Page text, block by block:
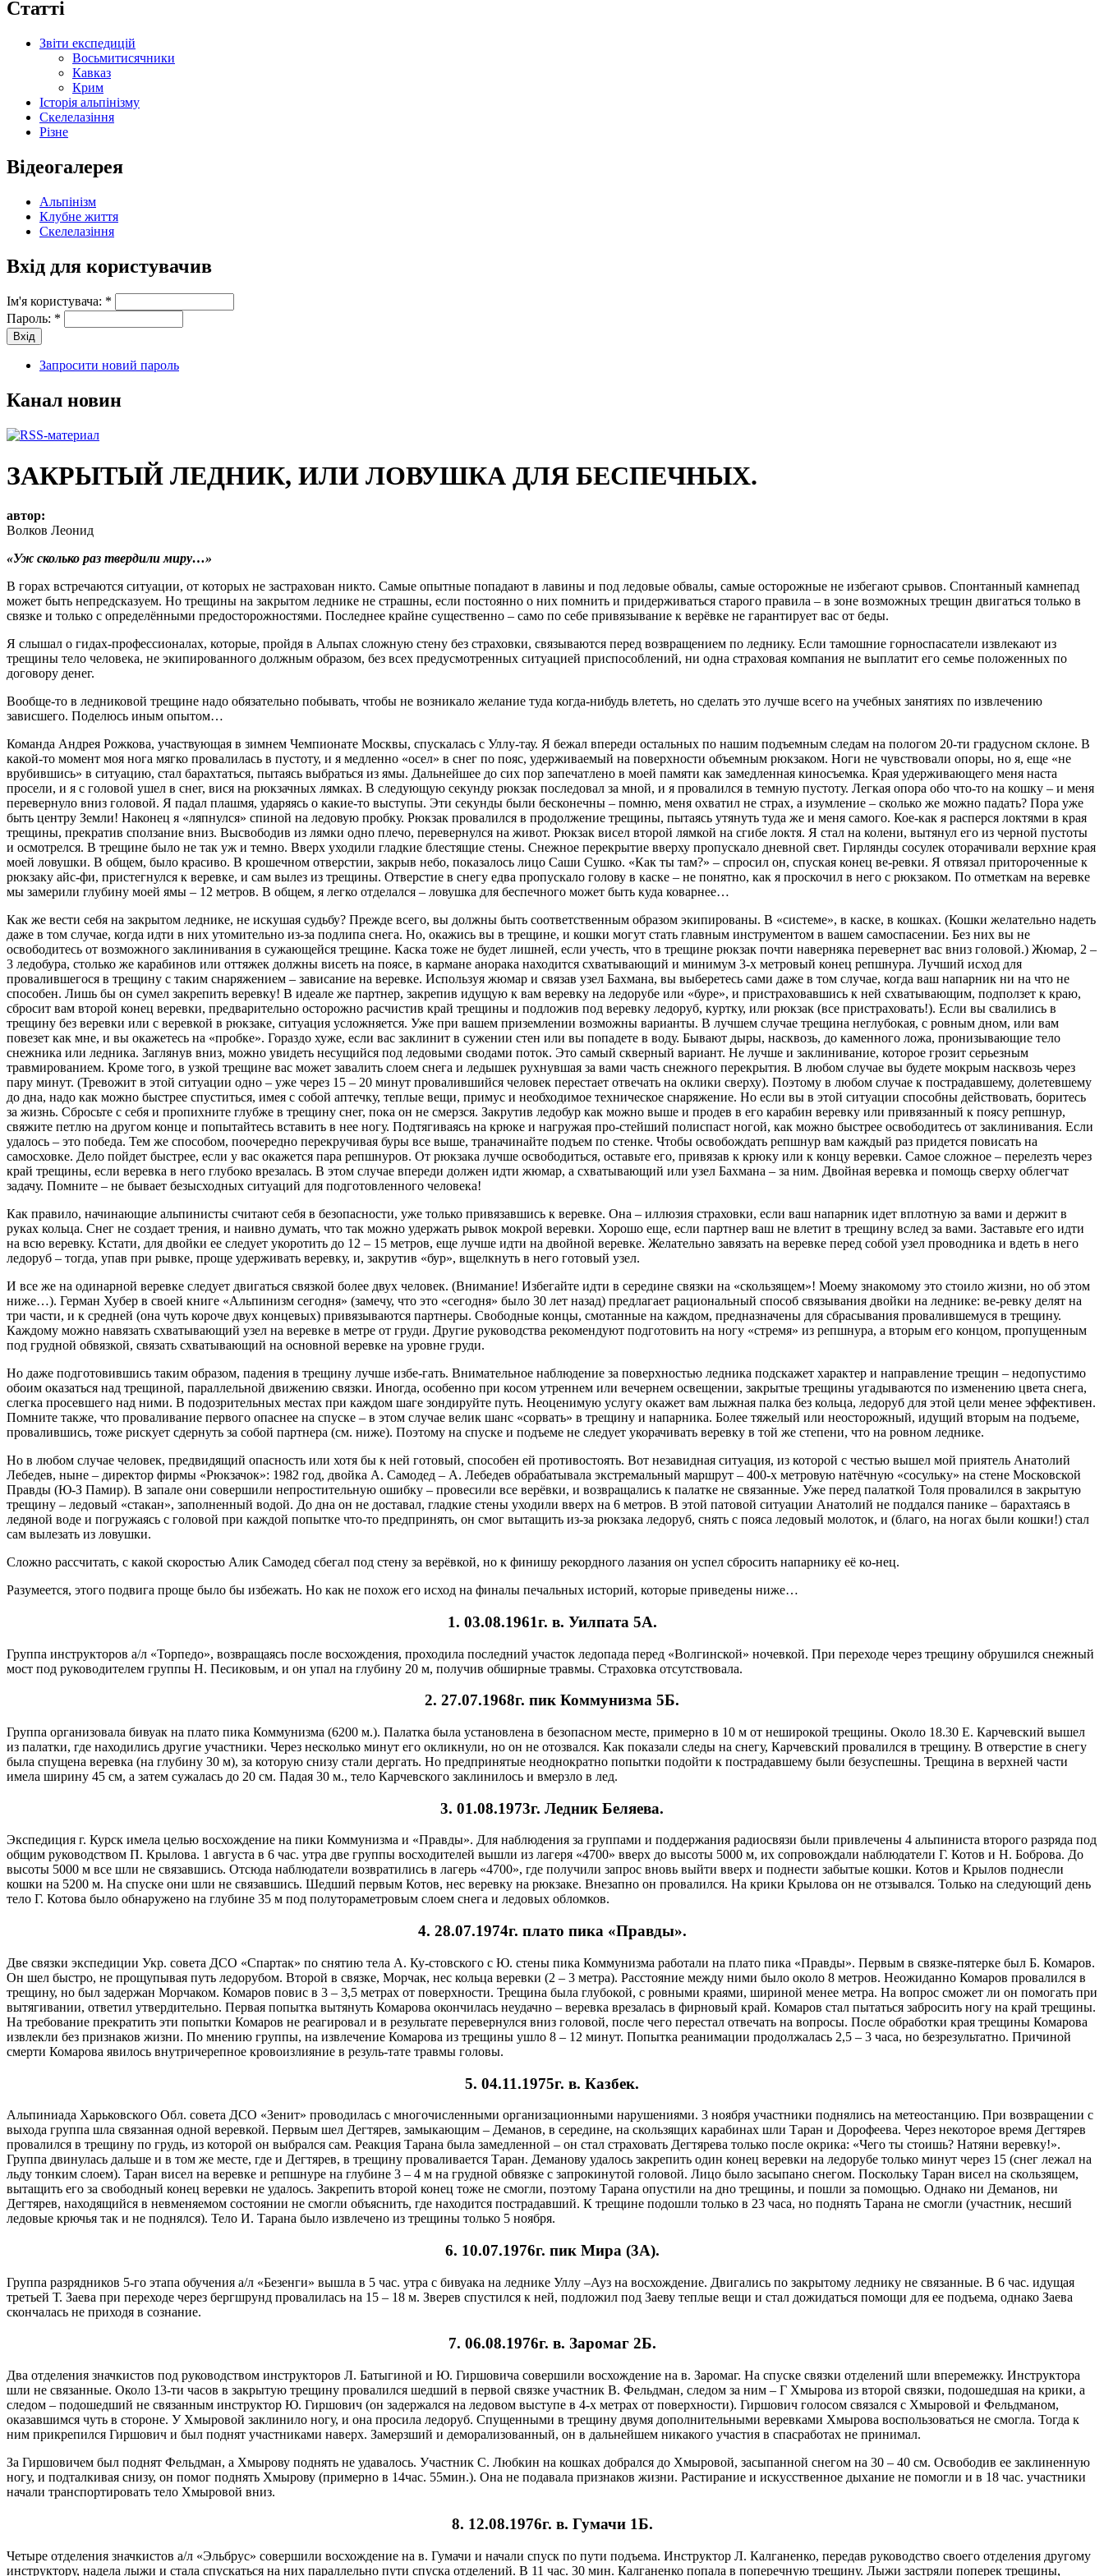
Статті
Звіти експедицій
Восьмитисячники
Кавказ
Крим
Історія альпінізму
Скелелазіння
Різне
Відеогалерея
Альпінізм
Клубне життя
Скелелазіння
Вхід для користувачив
Ім'я користувача: *
Пароль: *
Запросити новий пароль
Канал новин
ЗАКРЫТЫЙ ЛЕДНИК, ИЛИ ЛОВУШКА ДЛЯ БЕСПЕЧНЫХ.
автор:
Волков Леонид
«Уж сколько раз твердили миру…»
В горах встречаются ситуации, от которых не застрахован никто. Самые опытные попадают в лавины и под ледовые обвалы, самые осторожные не избегают срывов. Спонтанный камнепад
может быть непредсказуем. Но трещины на закрытом леднике не страшны, если постоянно о них помнить и придерживаться старого правила – в зоне возможных трещин двигаться только в
связке и только с определёнными предосторожностями. Последнее крайне существенно – само по себе привязывание к верёвке не гарантирует вас от беды.
Я слышал о гидах-профессионалах, которые, пройдя в Альпах сложную стену без страховки, связываются перед возвращением по леднику. Если тамошние горноспасатели извлекают из
трещины тело человека, не экипированного должным образом, без всех предусмотренных ситуацией приспособлений, ни одна страховая компания не выплатит его семье положенных по
договору денег.
Вообще-то в ледниковой трещине надо обязательно побывать, чтобы не возникало желание туда когда-нибудь влететь, но сделать это лучше всего на учебных занятиях по извлечению
зависшего. Поделюсь иным опытом…
Команда Андрея Рожкова, участвующая в зимнем Чемпионате Москвы, спускалась с Уллу-тау. Я бежал впереди остальных по нашим подъемным следам на пологом 20-ти градусном склоне. В
какой-то момент моя нога мягко провалилась в пустоту, и я медленно «осел» в снег по пояс, удерживаемый на поверхности объемным рюкзаком. Ноги не чувствовали опоры, но я, еще «не
врубившись» в ситуацию, стал барахтаться, пытаясь выбраться из ямы. Дальнейшее до сих пор запечатлено в моей памяти как замедленная киносъемка. Края удерживающего меня наста
просели, и я с головой ушел в снег, вися на рюкзачных лямках. В следующую секунду рюкзак последовал за мной, и я провалился в темную пустоту. Легкая опора обо что-то на кошку – и меня
перевернуло вниз головой. Я падал плашмя, ударяясь о какие-то выступы. Эти секунды были бесконечны – помню, меня охватил не страх, а изумление – сколько же можно падать? Пора уже
быть центру Земли! Наконец я «ляпнулся» спиной на ледовую пробку. Рюкзак провалился в продолжение трещины, пытаясь утянуть туда же и меня самого. Кое-как я расперся локтями в края
трещины, прекратив сползание вниз. Высвободив из лямки одно плечо, перевернулся на живот. Рюкзак висел второй лямкой на сгибе локтя. Я стал на колени, вытянул его из черной пустоты
и осмотрелся. В трещине было не так уж и темно. Вверх уходили гладкие блестящие стены. Снежное перекрытие вверху пропускало дневной свет. Гирлянды сосулек оторачивали верхние края
моей ловушки. В общем, было красиво. В крошечном отверстии, закрыв небо, показалось лицо Саши Сушко. «Как ты там?» – спросил он, спуская конец ве-ревки. Я отвязал притороченные к
рюкзаку айс-фи, пристегнулся к веревке, и сам вылез из трещины. Отверстие в снегу едва пропускало голову в каске – не понятно, как я проскочил в него с рюкзаком. По отметкам на веревке
мы замерили глубину моей ямы – 12 метров. В общем, я легко отделался – ловушка для беспечного может быть куда коварнее…
Как же вести себя на закрытом леднике, не искушая судьбу? Прежде всего, вы должны быть соответственным образом экипированы. В «системе», в каске, в кошках. (Кошки желательно надеть
даже в том случае, когда идти в них утомительно из-за подлипа снега. Но, окажись вы в трещине, и кошки могут стать главным инструментом в вашем самоспасении. Без них вы не
освободитесь от возможного заклинивания в сужающейся трещине. Каска тоже не будет лишней, если учесть, что в трещине рюкзак почти наверняка перевернет вас вниз головой.) Жюмар, 2 –
3 ледобура, столько же карабинов или оттяжек должны висеть на поясе, в кармане анорака находится схватывающий и минимум 3-х метровый конец репшнура. Лучший исход для
провалившегося в трещину с таким снаряжением – зависание на веревке. Используя жюмар и связав узел Бахмана, вы выберетесь сами даже в том случае, когда ваш напарник ни на что не
способен. Лишь бы он сумел закрепить веревку! В идеале же партнер, закрепив идущую к вам веревку на ледорубе или «буре», и пристраховавшись к ней схватывающим, подползет к краю,
сбросит вам второй конец веревки, предварительно осторожно расчистив край трещины и подложив под веревку ледоруб, куртку, или рюкзак (все пристраховать!). Если вы свалились в
трещину без веревки или с веревкой в рюкзаке, ситуация усложняется. Уже при вашем приземлении возможны варианты. В лучшем случае трещина неглубокая, с ровным дном, или вам
повезет как мне, и вы окажетесь на «пробке». Гораздо хуже, если вас заклинит в сужении стен или вы попадете в воду. Бывают дыры, насквозь, до каменного ложа, пронизывающие тело
снежника или ледника. Заглянув вниз, можно увидеть несущийся под ледовыми сводами поток. Это самый скверный вариант. Не лучше и заклинивание, которое грозит серьезным
травмированием. Кроме того, в узкой трещине вас может завалить слоем снега и ледышек рухнувшая за вами часть снежного перекрытия. В любом случае вы будете мокрым насквозь через
пару минут. (Тревожит в этой ситуации одно – уже через 15 – 20 минут провалившийся человек перестает отвечать на оклики сверху). Поэтому в любом случае к пострадавшему, долетевшему
до дна, надо как можно быстрее спуститься, имея с собой аптечку, теплые вещи, примус и необходимое техническое снаряжение. Но если вы в этой ситуации способны действовать, боритесь
за жизнь. Сбросьте с себя и пропихните глубже в трещину снег, пока он не смерзся. Закрутив ледобур как можно выше и продев в его карабин веревку или привязанный к поясу репшнур,
свяжите петлю на другом конце и попытайтесь вставить в нее ногу. Подтягиваясь на крюке и нагружая про-стейший полиспаст ногой, как можно быстрее освободитесь от заклинивания. Если
удалось – это победа. Тем же способом, поочередно перекручивая буры все выше, траначинайте подъем по стенке. Чтобы освобождать репшнур вам каждый раз придется повисать на
самосховке. Дело пойдет быстрее, если у вас окажется пара репшнуров. От рюкзака лучше освободиться, оставьте его, привязав к крюку или к концу веревки. Самое сложное – перелезть через
край трещины, если веревка в него глубоко врезалась. В этом случае впереди должен идти жюмар, а схватывающий или узел Бахмана – за ним. Двойная веревка и помощь сверху облегчат
задачу. Помните – не бывает безысходных ситуаций для подготовленного человека!
Как правило, начинающие альпинисты считают себя в безопасности, уже только привязавшись к веревке. Она – иллюзия страховки, если ваш напарник идет вплотную за вами и держит в
руках кольца. Снег не создает трения, и наивно думать, что так можно удержать рывок мокрой веревки. Хорошо еще, если партнер ваш не влетит в трещину вслед за вами. Заставьте его идти
на всю веревку. Кстати, для двойки ее следует укоротить до 12 – 15 метров, еще лучше идти на двойной веревке. Желательно завязать на веревке перед собой узел проводника и вдеть в него
ледоруб – тогда, упав при рывке, проще удерживать веревку, и, закрутив «бур», вщелкнуть в него готовый узел.
И все же на одинарной веревке следует двигаться связкой более двух человек. (Внимание! Избегайте идти в середине связки на «скользящем»! Моему знакомому это стоило жизни, но об этом
ниже…). Герман Хубер в своей книге «Альпинизм сегодня» (замечу, что это «сегодня» было 30 лет назад) предлагает рациональный способ связывания двойки на леднике: ве-ревку делят на
три части, и к средней (она чуть короче двух концевых) привязываются партнеры. Свободные концы, смотанные на каждом, предназначены для сбрасывания провалившемуся в трещину.
Каждому можно навязать схватывающий узел на веревке в метре от груди. Другие руководства рекомендуют подготовить на ногу «стремя» из репшнура, а вторым его концом, пропущенным
под грудной обвязкой, связать схватывающий на основной веревке на уровне груди.
Но даже подготовившись таким образом, падения в трещину лучше избе-гать. Внимательное наблюдение за поверхностью ледника подскажет характер и направление трещин – недопустимо
обоим оказаться над трещиной, параллельной движению связки. Иногда, особенно при косом утреннем или вечернем освещении, закрытые трещины угадываются по изменению цвета снега,
слегка просевшего над ними. В подозрительных местах при каждом шаге зондируйте путь. Неоценимую услугу окажет вам лыжная палка без кольца, ледоруб для этой цели менее эффективен.
Помните также, что проваливание первого опаснее на спуске – в этом случае велик шанс «сорвать» в трещину и напарника. Более тяжелый или неосторожный, идущий вторым на подъеме,
провалившись, тоже рискует сдернуть за собой партнера (см. ниже). Поэтому на спуске и подъеме не следует укорачивать веревку в той же степени, что на ровном леднике.
Но в любом случае человек, предвидящий опасность или хотя бы к ней готовый, способен ей противостоять. Вот незавидная ситуация, из которой с честью вышел мой приятель Анатолий
Лебедев, ныне – директор фирмы «Рюкзачок»: 1982 год, двойка А. Самодед – А. Лебедев обрабатывала экстремальный маршрут – 400-х метровую натёчную «сосульку» на стене Московской
Правды (Ю-З Памир). В запале они совершили непростительную ошибку – провесили все верёвки, и возвращались к палатке не связанные. Уже перед палаткой Толя провалился в закрытую
трещину – ледовый «стакан», заполненный водой. До дна он не доставал, гладкие стены уходили вверх на 6 метров. В этой патовой ситуации Анатолий не поддался панике – барахтаясь в
ледяной воде и погружаясь с головой при каждой попытке что-то предпринять, он смог вытащить из-за рюкзака ледоруб, снять с пояса ледовый молоток, и (благо, на ногах были кошки!) стал
сам вылезать из ловушки.
Сложно рассчитать, с какой скоростью Алик Самодед сбегал под стену за верёвкой, но к финишу рекордного лазания он успел сбросить напарнику её ко-нец.
Разумеется, этого подвига проще было бы избежать. Но как не похож его исход на финалы печальных историй, которые приведены ниже…
1. 03.08.1961г. в. Уилпата 5А.
Группа инструкторов а/л «Торпедо», возвращаясь после восхождения, проходила последний участок ледопада перед «Волгинской» ночевкой. При переходе через трещину обрушился снежный
мост под руководителем группы Н. Песиковым, и он упал на глубину 20 м, получив обширные травмы. Страховка отсутствовала.
2. 27.07.1968г. пик Коммунизма 5Б.
Группа организовала бивуак на плато пика Коммунизма (6200 м.). Палатка была установлена в безопасном месте, примерно в 10 м от неширокой трещины. Около 18.30 Е. Карчевский вышел
из палатки, где находились другие участники. Через несколько минут его окликнули, но он не отозвался. Как показали следы на снегу, Карчевский провалился в трещину. В отверстие в снегу
была спущена веревка (на глубину 30 м), за которую снизу стали дергать. Но предпринятые неоднократно попытки подойти к пострадавшему были безуспешны. Трещина в верхней части
имела ширину 45 см, а затем сужалась до 20 см. Падая 30 м., тело Карчевского заклинилось и вмерзло в лед.
3. 01.08.1973г. Ледник Беляева.
Экспедиция г. Курск имела целью восхождение на пики Коммунизма и «Правды». Для наблюдения за группами и поддержания радиосвязи были привлечены 4 альпиниста второго разряда под
общим руководством П. Крылова. 1 августа в 6 час. утра две группы восходителей вышли из лагеря «4700» вверх до высоты 5000 м, их сопровождали наблюдатели Г. Котов и Н. Боброва. До
высоты 5000 м все шли не связавшись. Отсюда наблюдатели возвратились в лагерь «4700», где получили запрос вновь выйти вверх и поднести забытые кошки. Котов и Крылов поднесли
кошки на 5200 м. На спуске они шли не связавшись. Шедший первым Котов, нес веревку на рюкзаке. Внезапно он провалился. На крики Крылова он не отзывался. Только на следующий день
тело Г. Котова было обнаружено на глубине 35 м под полутораметровым слоем снега и ледовых обломков.
4. 28.07.1974г. плато пика «Правды».
Две связки экспедиции Укр. совета ДСО «Спартак» по снятию тела А. Ку-стовского с Ю. стены пика Коммунизма работали на плато пика «Правды». Первым в связке-пятерке был Б. Комаров.
Он шел быстро, не прощупывая путь ледорубом. Второй в связке, Морчак, нес кольца веревки (2 – 3 метра). Расстояние между ними было около 8 метров. Неожиданно Комаров провалился в
трещину, но был задержан Морчаком. Комаров повис в 3 – 3,5 метрах от поверхности. Трещина была глубокой, с ровными краями, шириной менее метра. На вопрос сможет ли он помогать при
вытягивании, ответил утвердительно. Первая попытка вытянуть Комарова окончилась неудачно – веревка врезалась в фирновый край. Комаров стал пытаться забросить ногу на край трещины.
На требование прекратить эти попытки Комаров не реагировал и в результате перевернулся вниз головой, после чего перестал отвечать на вопросы. После обработки края трещины Комарова
извлекли без признаков жизни. По мнению группы, на извлечение Комарова из трещины ушло 8 – 12 минут. Попытка реанимации продолжалась 2,5 – 3 часа, но безрезультатно. Причиной
смерти Комарова явилось внутричерепное кровоизлияние в резуль-тате травмы головы.
5. 04.11.1975г. в. Казбек.
Альпиниада Харьковского Обл. совета ДСО «Зенит» проводилась с многочисленными организационными нарушениями. 3 ноября участники поднялись на метеостанцию. При возвращении с
выхода группа шла связанная одной веревкой. Первым шел Дегтярев, замыкающим – Деманов, в середине, на скользящих карабинах шли Таран и Дорофеева. Через некоторое время Дегтярев
провалился в трещину по грудь, из которой он выбрался сам. Реакция Тарана была замедленной – он стал страховать Дегтярева только после окрика: «Чего ты стоишь? Натяни веревку!».
Группа двинулась дальше и в том же месте, где и Дегтярев, в трещину проваливается Таран. Деманову удалось закрепить один конец веревки на ледорубе только минут через 15 (снег лежал на
льду тонким слоем). Таран висел на веревке и репшнуре на глубине 3 – 4 м на грудной обвязке с запрокинутой головой. Лицо было засыпано снегом. Поскольку Таран висел на скользящем,
вытащить его за свободный конец веревки не удалось. Закрепить второй конец тоже не смогли, поэтому Тарана опустили на дно трещины, и пошли за помощью. Однако ни Деманов, ни
Дегтярев, находящийся в невменяемом состоянии не смогли объяснить, где находится пострадавший. К трещине подошли только в 23 часа, но поднять Тарана не смогли (участник, несший
ледовые крючья так и не поднялся). Тело И. Тарана было извлечено из трещины только 5 ноября.
6. 10.07.1976г. пик Мира (3А).
Группа разрядников 5-го этапа обучения а/л «Безенги» вышла в 5 час. утра с бивуака на леднике Уллу –Ауз на восхождение. Двигались по закрытому леднику не связанные. В 6 час. идущая
третьей Т. Заева при переходе через бергшрунд провалилась на 15 – 18 м. Зверев спустился к ней, подложил под Заеву теплые вещи и стал дожидаться помощи для ее подъема, однако Заева
скончалась не приходя в сознание.
7. 06.08.1976г. в. Заромаг 2Б.
Два отделения значкистов под руководством инструкторов Л. Батыгиной и Ю. Гиршовича совершили восхождение на в. Заромаг. На спуске связки отделений шли вперемежку. Инструктора
шли не связанные. Около 13-ти часов в закрытую трещину провалился шедший в первой связке участник В. Фельдман, следом за ним – Г Хмырова из второй связки, подошедшая на крики, а
следом – подошедший не связанным инструктор Ю. Гиршович (он задержался на ледовом выступе в 4-х метрах от поверхности). Гиршович голосом связался с Хмыровой и Фельдманом,
оказавшимся чуть в стороне. У Хмыровой заклинило ногу, и она просила ледоруб. Спущенными в трещину двумя дополнительными веревками Хмырова воспользоваться не смогла. Тогда к
ним прикрепился Гиршович и был поднят участниками наверх. Замерзший и деморализованный, он в дальнейшем никакого участия в спасработах не принимал.
За Гиршовичем был поднят Фельдман, а Хмырову поднять не удавалось. Участник С. Любкин на кошках добрался до Хмыровой, засыпанной снегом на 30 – 40 см. Освободив ее заклиненную
ногу, и подталкивая снизу, он помог поднять Хмырову (примерно в 14час. 55мин.). Она не подавала признаков жизни. Растирание и искусственное дыхание не помогли и в 18 час. участники
начали транспортировать тело Хмыровой вниз.
8. 12.08.1976г. в. Гумачи 1Б.
Четыре отделения значкистов а/л «Эльбрус» совершили восхождение на в. Гумачи и начали спуск по пути подъема. Инструктор Л. Калганенко, передав руководство своего отделения другому
инструктору, надела лыжи и стала спускаться на них параллельно пути спуска отделений. В 11 час. 30 мин. Калганенко попала в поперечную трещину. Лыжи застряли поперек трещины,